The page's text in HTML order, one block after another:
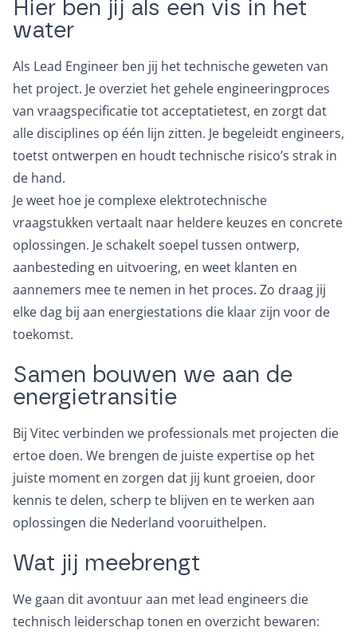
Hier ben jij als een vis in het
water
Als Lead Engineer ben jij het technische geweten van
het project. Je overziet het gehele engineeringproces
van vraagspecificatie tot acceptatietest, en zorgt dat
alle disciplines op één lijn zitten. Je begeleidt engineers,
toetst ontwerpen en houdt technische risico’s strak in
de hand.
Je weet hoe je complexe elektrotechnische
vraagstukken vertaalt naar heldere keuzes en concrete
oplossingen. Je schakelt soepel tussen ontwerp,
aanbesteding en uitvoering, en weet klanten en
aannemers mee te nemen in het proces. Zo draag jij
elke dag bij aan energiestations die klaar zijn voor de
toekomst.
Samen bouwen we aan de
energietransitie
Bij Vitec verbinden we professionals met projecten die
ertoe doen. We brengen de juiste expertise op het
juiste moment en zorgen dat jij kunt groeien, door
kennis te delen, scherp te blijven en te werken aan
oplossingen die Nederland vooruithelpen.
Wat jij meebrengt
We gaan dit avontuur aan met lead engineers die
technisch leiderschap tonen en overzicht bewaren: